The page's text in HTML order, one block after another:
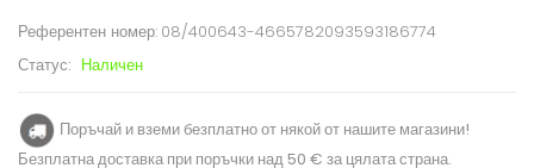
Референтен номер: 08/400643-4665782093593186774
Статус: Наличен
Поръчай и вземи безплатно от някой от нашите магазини!
Безплатна доставка при поръчки над 50 € за цялата страна.